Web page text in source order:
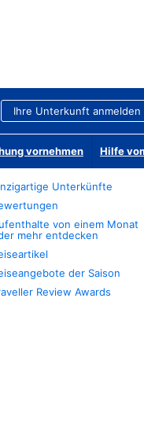
Ihre Unterkunft anmelden
vornehmen Hilfe
Unterkünfte
von einem Monat
mehr entdecken
der Saison
Review Awards